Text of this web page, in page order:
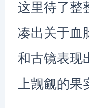
这里待了整
凑出关于血
和古镜表现
上觊觎的果